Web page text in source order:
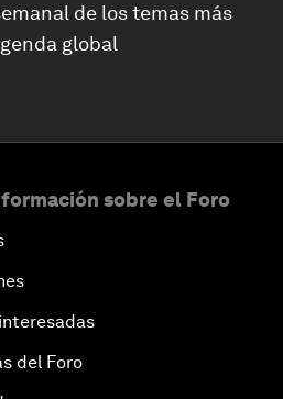
de los temas más
global
sobre el Foro
del Foro